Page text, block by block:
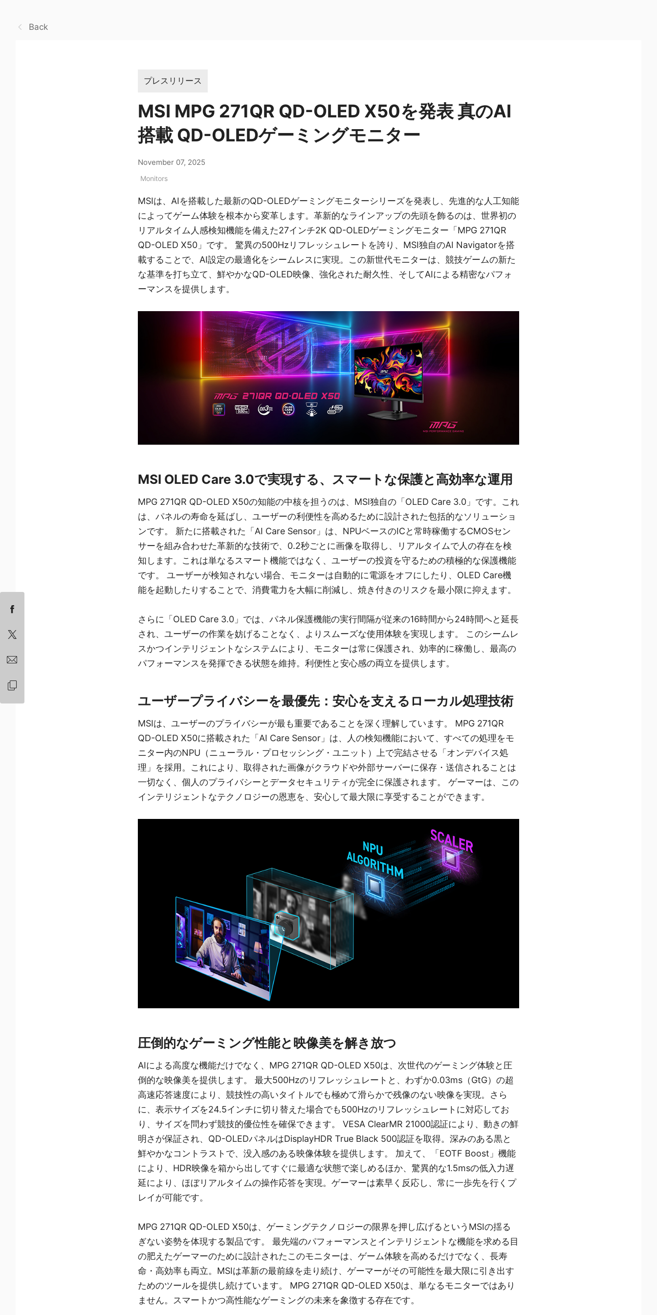
Back
プレスリリース
MSI MPG 271QR QD-OLED X50を発表 真のAI
搭載 QD-OLEDゲーミングモニター
November 07, 2025
Monitors
MSIは、AIを搭載した最新のQD-OLEDゲーミングモニターシリーズを発表し、先進的な人工知能
によってゲーム体験を根本から変革します。革新的なラインアップの先頭を飾るのは、世界初の
リアルタイム人感検知機能を備えた27インチ2K QD-OLEDゲーミングモニター「MPG 271QR
QD-OLED X50」です。 驚異の500Hzリフレッシュレートを誇り、MSI独自のAI Navigatorを搭
載することで、AI設定の最適化をシームレスに実現。この新世代モニターは、競技ゲームの新た
な基準を打ち立て、鮮やかなQD-OLED映像、強化された耐久性、そしてAIによる精密なパフォ
ーマンスを提供します。
MSI OLED Care 3.0で実現する、スマートな保護と高効率な運用
MPG 271QR QD-OLED X50の知能の中核を担うのは、MSI独自の「OLED Care 3.0」です。これ
は、パネルの寿命を延ばし、ユーザーの利便性を高めるために設計された包括的なソリューショ
ンです。 新たに搭載された「AI Care Sensor」は、NPUベースのICと常時稼働するCMOSセン
サーを組み合わせた革新的な技術で、0.2秒ごとに画像を取得し、リアルタイムで人の存在を検
知します。これは単なるスマート機能ではなく、ユーザーの投資を守るための積極的な保護機能
です。 ユーザーが検知されない場合、モニターは自動的に電源をオフにしたり、OLED Care機
能を起動したりすることで、消費電力を大幅に削減し、焼き付きのリスクを最小限に抑えます。
さらに「OLED Care 3.0」では、パネル保護機能の実行間隔が従来の16時間から24時間へと延長
され、ユーザーの作業を妨げることなく、よりスムーズな使用体験を実現します。 このシームレ
スかつインテリジェントなシステムにより、モニターは常に保護され、効率的に稼働し、最高の
パフォーマンスを発揮できる状態を維持。利便性と安心感の両立を提供します。
ユーザープライバシーを最優先：安心を支えるローカル処理技術
MSIは、ユーザーのプライバシーが最も重要であることを深く理解しています。 MPG 271QR
QD-OLED X50に搭載された「AI Care Sensor」は、人の検知機能において、すべての処理をモ
ニター内のNPU（ニューラル・プロセッシング・ユニット）上で完結させる「オンデバイス処
理」を採用。これにより、取得された画像がクラウドや外部サーバーに保存・送信されることは
一切なく、個人のプライバシーとデータセキュリティが完全に保護されます。 ゲーマーは、この
インテリジェントなテクノロジーの恩恵を、安心して最大限に享受することができます。
圧倒的なゲーミング性能と映像美を解き放つ
AIによる高度な機能だけでなく、MPG 271QR QD-OLED X50は、次世代のゲーミング体験と圧
倒的な映像美を提供します。 最大500Hzのリフレッシュレートと、わずか0.03ms（GtG）の超
高速応答速度により、競技性の高いタイトルでも極めて滑らかで残像のない映像を実現。さら
に、表示サイズを24.5インチに切り替えた場合でも500Hzのリフレッシュレートに対応してお
り、サイズを問わず競技的優位性を確保できます。 VESA ClearMR 21000認証により、動きの鮮
明さが保証され、QD-OLEDパネルはDisplayHDR True Black 500認証を取得。深みのある黒と
鮮やかなコントラストで、没入感のある映像体験を提供します。 加えて、「EOTF Boost」機能
により、HDR映像を箱から出してすぐに最適な状態で楽しめるほか、驚異的な1.5msの低入力遅
延により、ほぼリアルタイムの操作応答を実現。ゲーマーは素早く反応し、常に一歩先を行くプ
レイが可能です。
MPG 271QR QD-OLED X50は、ゲーミングテクノロジーの限界を押し広げるというMSIの揺る
ぎない姿勢を体現する製品です。 最先端のパフォーマンスとインテリジェントな機能を求める目
の肥えたゲーマーのために設計されたこのモニターは、ゲーム体験を高めるだけでなく、長寿
命・高効率も両立。MSIは革新の最前線を走り続け、ゲーマーがその可能性を最大限に引き出す
ためのツールを提供し続けています。 MPG 271QR QD-OLED X50は、単なるモニターではあり
ません。スマートかつ高性能なゲーミングの未来を象徴する存在です。